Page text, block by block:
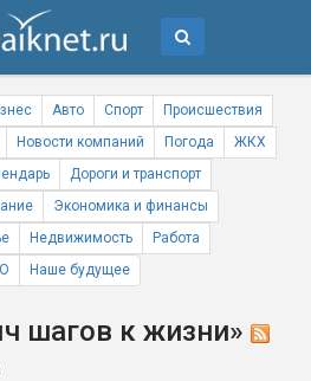
Авто Спорт
Происшествия
Новости компаний Погода
ЖКХ
Дороги и транспорт
Экономика и финансы
Недвижимость
Работа
Наше будущее
шагов к жизни»